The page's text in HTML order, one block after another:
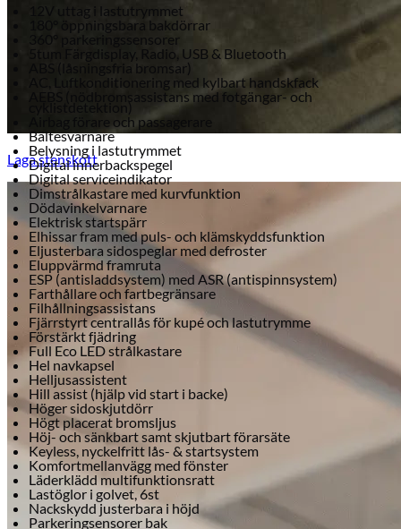
Laga stenskott
12V uttag i lastutrymmet
180° öppningsbara bakdörrar
360° parkeringssensorer
5tum Färgdisplay, Radio, USB & Bluetooth
ABS (låsningsfria bromsar)
AC, Luftkonditionering med kylbart handskfack
AEBS (nödbromsassistans med fotgängar- och
cyklistdetektion)
Airbag förare och passagerare
Bältesvarnare
Belysning i lastutrymmet
Digital innerbackspegel
Digital serviceindikator
Dimstrålkastare med kurvfunktion
Dödavinkelvarnare
Elektrisk startspärr
Elhissar fram med puls- och klämskyddsfunktion
Eljusterbara sidospeglar med defroster
Eluppvärmd framruta
ESP (antisladdsystem) med ASR (antispinnsystem)
Farthållare och fartbegränsare
Filhållningsassistans
Fjärrstyrt centrallås för kupé och lastutrymme
Förstärkt fjädring
Full Eco LED strålkastare
Hel navkapsel
Helljusassistent
Hill assist (hjälp vid start i backe)
Höger sidoskjutdörr
Högt placerat bromsljus
Höj- och sänkbart samt skjutbart förarsäte
Keyless, nyckelfritt lås- & startsystem
Komfortmellanvägg med fönster
Läderklädd multifunktionsratt
Lastöglor i golvet, 6st
Nackskydd justerbara i höjd
Parkeringsensorer bak